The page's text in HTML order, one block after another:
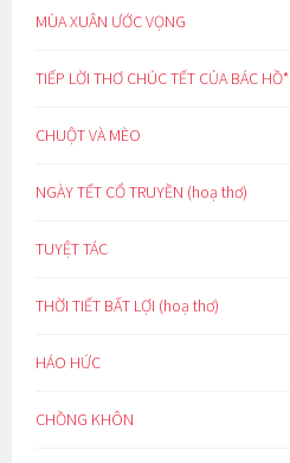
MÙA XUÂN ƯỚC VỌNG
TIẾP LỜI THƠ CHÚC TẾT CỦA BÁC HỒ*
CHUỘT VÀ MÈO
NGÀY TẾT CỔ TRUYỀN (hoạ thơ)
TUYỆT TÁC
THỜI TIẾT BẤT LỢI (hoạ thơ)
HÁO HỨC
CHỒNG KHÔN